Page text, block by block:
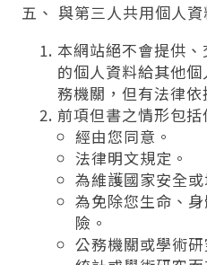
五、 與第三人共用個人
本網站絕不會提供
的個人資料給其他
務機關，但有法律依
前項但書之情形包括
經由您同意。
法律明文規定。
為維護國家安全
為免除您生命、
險。
公務機關或學術